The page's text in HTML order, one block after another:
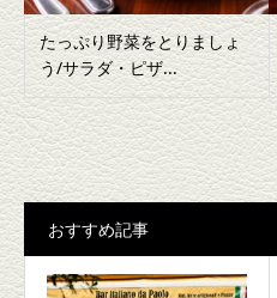
たっぷり野菜をとりましょ
う/サラダ・ピザ...
おすすめ記事